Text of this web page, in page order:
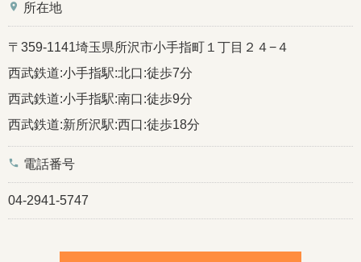
place 所在地
〒359-1141埼玉県所沢市小手指町１丁目２４−４
西武鉄道:小手指駅:北口:徒歩7分
西武鉄道:小手指駅:南口:徒歩9分
西武鉄道:新所沢駅:西口:徒歩18分
phone 電話番号
04-2941-5747